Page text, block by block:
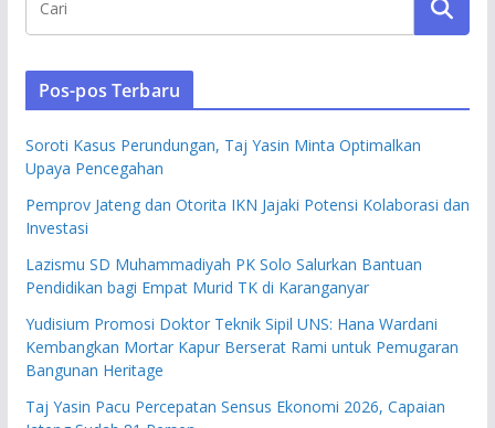
Pos-pos Terbaru
Soroti Kasus Perundungan, Taj Yasin Minta Optimalkan
Upaya Pencegahan
Pemprov Jateng dan Otorita IKN Jajaki Potensi Kolaborasi dan
Investasi
Lazismu SD Muhammadiyah PK Solo Salurkan Bantuan
Pendidikan bagi Empat Murid TK di Karanganyar
Yudisium Promosi Doktor Teknik Sipil UNS: Hana Wardani
Kembangkan Mortar Kapur Berserat Rami untuk Pemugaran
Bangunan Heritage
Taj Yasin Pacu Percepatan Sensus Ekonomi 2026, Capaian